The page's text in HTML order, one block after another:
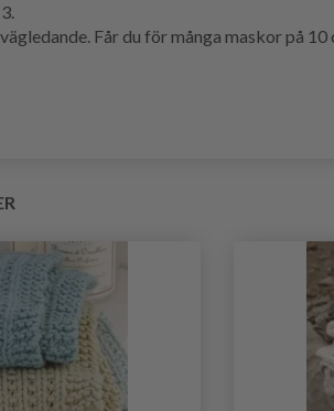
Får du för många maskor på